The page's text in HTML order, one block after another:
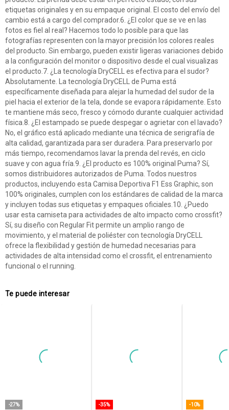
etiquetas originales y en su empaque original. El costo del envío del
cambio está a cargo del comprador.6. ¿El color que se ve en las
fotos es fiel al real? Hacemos todo lo posible para que las
fotografías representen con la mayor precisión los colores reales
del producto. Sin embargo, pueden existir ligeras variaciones debido
a la configuración del monitor o dispositivo desde el cual visualizas
el producto.7. ¿La tecnología DryCELL es efectiva para el sudor?
Absolutamente. La tecnología DryCELL de Puma está
específicamente diseñada para alejar la humedad del sudor de la
piel hacia el exterior de la tela, donde se evapora rápidamente. Esto
te mantiene más seco, fresco y cómodo durante cualquier actividad
física.8. ¿El estampado se puede despegar o agrietar con el lavado?
No, el gráfico está aplicado mediante una técnica de serigrafía de
alta calidad, garantizada para ser duradera. Para preservarlo por
más tiempo, recomendamos lavar la prenda del revés, en ciclo
suave y con agua fría.9. ¿El producto es 100% original Puma? Sí,
somos distribuidores autorizados de Puma. Todos nuestros
productos, incluyendo esta Camisa Deportiva F1 Ess Graphic, son
100% originales, cumplen con los estándares de calidad de la marca
y incluyen todas sus etiquetas y empaques oficiales.10. ¿Puedo
usar esta camiseta para actividades de alto impacto como crossfit?
Sí, su diseño con Regular Fit permite un amplio rango de
movimiento, y el material de poliéster con tecnología DryCELL
ofrece la flexibilidad y gestión de humedad necesarias para
actividades de alta intensidad como el crossfit, el entrenamiento
funcional o el running.
Te puede interesar
-27% -35% -10%